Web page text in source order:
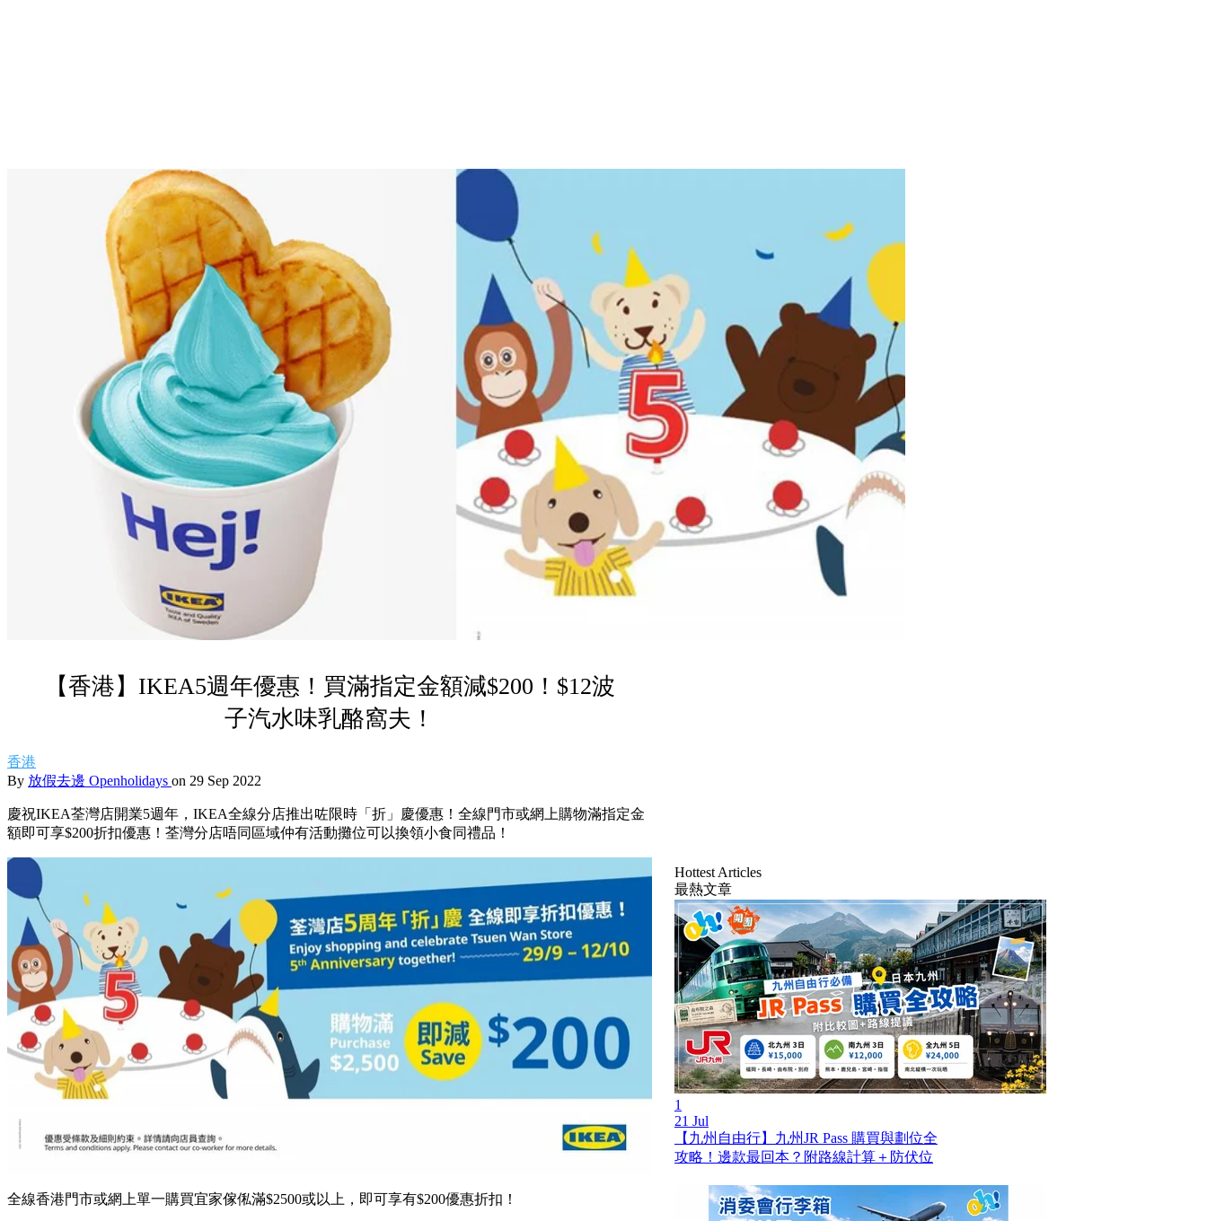
【香港】IKEA5週年優惠！買滿指定金額減$200！$12波
子汽水味乳酪窩夫！
香港
By 放假去邊 Openholidays on 29 Sep 2022
慶祝IKEA荃灣店開業5週年，IKEA全線分店推出咗限時「折」慶優惠！全線門市或網上購物滿指定金
額即可享$200折扣優惠！荃灣分店唔同區域仲有活動攤位可以換領小食同禮品！
全線香港門市或網上單一購買宜家傢俬滿$2500或以上，即可享有$200優惠折扣！
Hottest Articles
最熱文章
1
21 Jul
【九州自由行】九州JR Pass 購買與劃位全
攻略！邊款最回本？附路線計算＋防伏位